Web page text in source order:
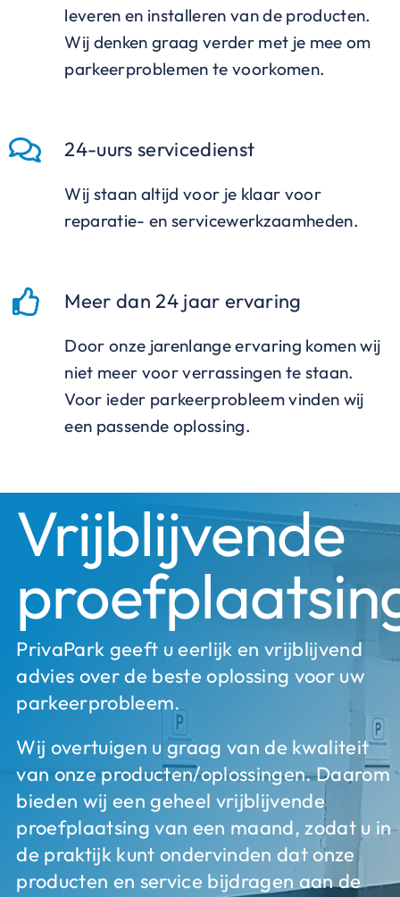
leveren en installeren van de producten.
Wij denken graag verder met je mee om
parkeerproblemen te voorkomen.
24-uurs servicedienst
Wij staan altijd voor je klaar voor
reparatie- en servicewerkzaamheden.
Meer dan 24 jaar ervaring
Door onze jarenlange ervaring komen wij
niet meer voor verrassingen te staan.
Voor ieder parkeerprobleem vinden wij
een passende oplossing.
Vrijblijvende
PrivaPark geeft u eerlijk en vrijblijvend
advies over de beste oplossing voor uw
parkeerprobleem.
Wij overtuigen u graag van de kwaliteit
van onze producten/oplossingen. Daarom
bieden wij een geheel vrijblijvende
proefplaatsing van een maand, zodat u in
de praktijk kunt ondervinden dat onze
producten en service bijdragen aan de